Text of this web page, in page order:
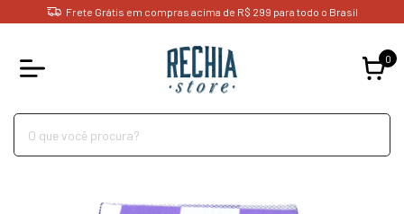
Frete Grátis em compras acima de R$ 299 para todo o Brasil
0